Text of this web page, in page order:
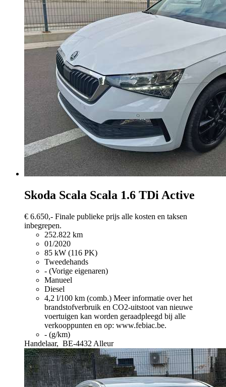
Skoda Scala Scala 1.6 TDi Active
€ 6.650,- Finale publieke prijs alle kosten en taksen
inbegrepen.
252.822 km
01/2020
85 kW (116 PK)
Tweedehands
- (Vorige eigenaren)
Manueel
Diesel
4,2 l/100 km (comb.) Meer informatie over het
brandstofverbruik en CO2-uitstoot van nieuwe
voertuigen kan worden geraadpleegd bij alle
verkooppunten en op: www.febiac.be.
- (g/km)
Handelaar, BE-4432 Alleur